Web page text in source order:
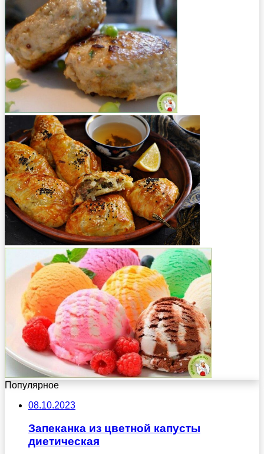
Популярное
08.10.2023
Запеканка из цветной капусты
диетическая